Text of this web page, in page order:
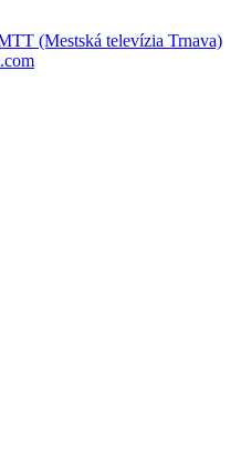
(Mestská televízia Trnava)